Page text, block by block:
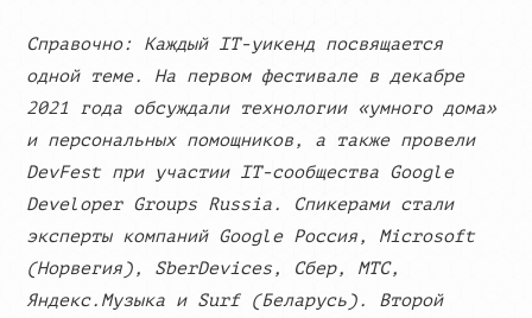
Справочно: Каждый IT-уикенд посвящается
одной теме. На первом фестивале в декабре
2021 года обсуждали технологии «умного дома»
и персональных помощников, а также провели
DevFestпри участии IT-сообщества Google
Developer Groups Russia. Спикерами стали
эксперты компаний GoogleРоссия, Microsoft
(Норвегия), SberDevices, Сбер, МТС,
Яндекс.Музыка и Surf(Беларусь). Второй